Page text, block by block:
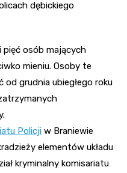
dębickiego
pięć osób mających
mieniu. Osoby te
od grudnia ubiegłego roku
Policji w Braniewie
elementów układu
kryminalny komisariatu